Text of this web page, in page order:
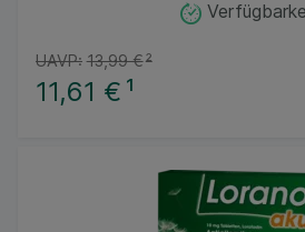
11,61 € ¹
UAVP: 13,99 €²